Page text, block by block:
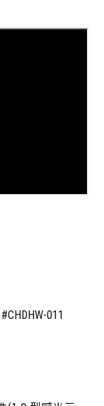
011